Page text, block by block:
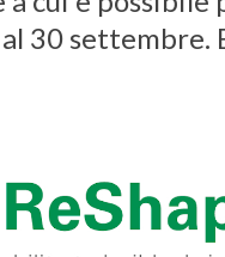
30 settembre.